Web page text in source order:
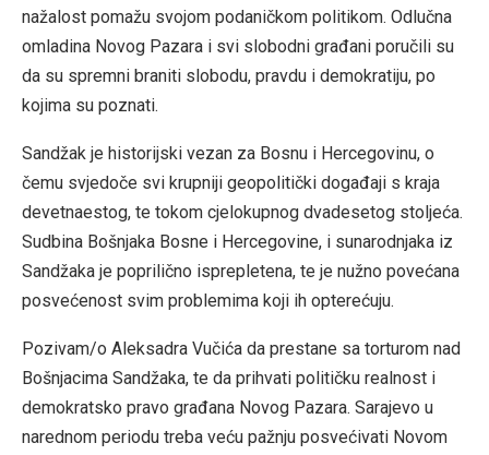
nažalost pomažu svojom podaničkom politikom. Odlučna
omladina Novog Pazara i svi slobodni građani poručili su
da su spremni braniti slobodu, pravdu i demokratiju, po
kojima su poznati.
Sandžak je historijski vezan za Bosnu i Hercegovinu, o
čemu svjedoče svi krupniji geopolitički događaji s kraja
devetnaestog, te tokom cjelokupnog dvadesetog stoljeća.
Sudbina Bošnjaka Bosne i Hercegovine, i sunarodnjaka iz
Sandžaka je poprilično isprepletena, te je nužno povećana
posvećenost svim problemima koji ih opterećuju.
Pozivam/o Aleksadra Vučića da prestane sa torturom nad
Bošnjacima Sandžaka, te da prihvati političku realnost i
demokratsko pravo građana Novog Pazara. Sarajevo u
narednom periodu treba veću pažnju posvećivati Novom